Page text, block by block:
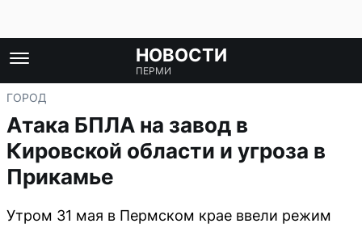
НОВОСТИ
ПЕРМИ
ГОРОД
Атака БПЛА на завод в
Кировской области и угроза в
Прикамье
Утром 31 мая в Пермском крае ввели режим